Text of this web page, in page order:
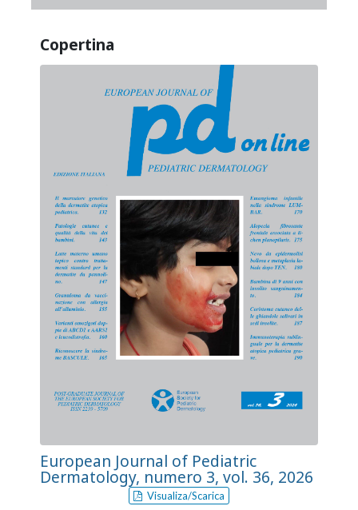
Copertina
European Journal of Pediatric
Dermatology, numero 3, vol. 36, 2026
Visualiza/Scarica